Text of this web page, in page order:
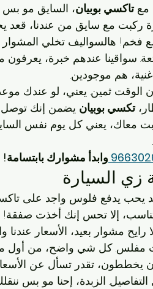
مع تاكسي بوبيان، السايق مو
مع سايق من عندنا، قعد
فخم! هالسواليف تخلي
سواقينا عندهم خبرة،
هم موجودين.
الوقت ثمين. يعني، لو عندك
تكسي بوبيان يضمن إنك
معاك، يعني كل يوم نفس
وابدأ مشوارك بابتسامة!
زي السيارة
يحب يدفع فلوس واجد على
إلا تحس إنك أخذت
رايح مشوار بعيد، الأسعار
كل شي واضح، من أول
يخططون، تقدر تسأل عن
الزبدة، إحنا مو بس